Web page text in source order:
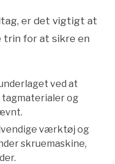
er det vigtigt at
for at sikre en
ved at
og
værktøj og
skruemaskine,